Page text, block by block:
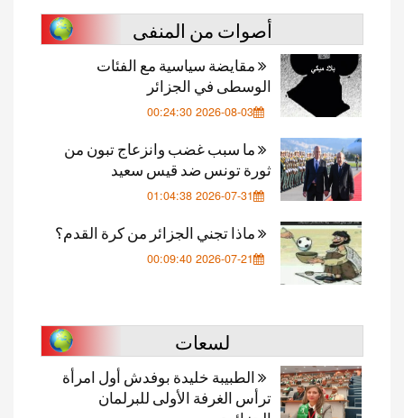
أصوات من المنفى
مقايضة سياسية مع الفئات
الوسطى في الجزائر
2026-08-03 00:24:30
ما سبب غضب وانزعاج تبون من
ثورة تونس ضد قيس سعيد
2026-07-31 01:04:38
ماذا تجني الجزائر من كرة القدم؟
2026-07-21 00:09:40
لسعات
الطبيبة خليدة بوفدش أول امرأة
ترأس الغرفة الأولى للبرلمان